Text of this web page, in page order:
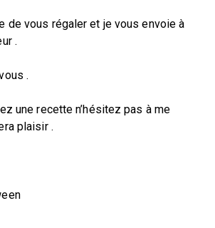
de vous régaler et je vous envoie à
.
.
une recette n’hésitez pas à me
plaisir .